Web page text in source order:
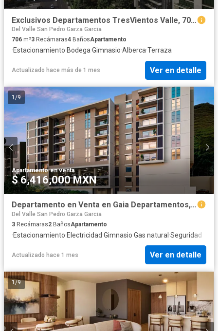
Exclusivos Departamentos TresVientos Valle, 706 m2
Del Valle San Pedro Garza Garcia
706 m²3 Recámaras4 BañosApartamento
·Estacionamiento·Bodega·Gimnasio·Alberca·Terraza
Actualizado hace más de 1 mes Ver en detalle
1 /9
Apartamento·en venta
$ 6,416,000 MXN
Departamento en Venta en Gaia Departamentos, Monterrey NL
Del Valle San Pedro Garza Garcia
3 Recámaras2 BañosApartamento
·Estacionamiento·Electricidad·Gimnasio·Gas natural ·Seguridad
Actualizado hace 1 mes Ver en detalle
1 /9